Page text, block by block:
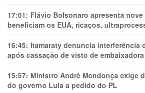
17:01: Flávio Bolsonaro apresenta
beneficiam os EUA, ricaços,
16:45: Itamaraty denuncia interferência
após cassação de visto de
15:57: Ministro André Mendonça exige
do governo Lula a pedido do PL